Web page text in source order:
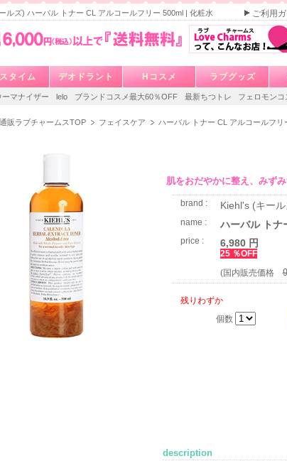
ルズ) ハーバル トナー CL アルコールフリー 500ml | 化粧水 ご利用
タイム デオドラント Hコスメ ラブグッズ
ーマナイザー lelo ブランドコスメ最大60％OFF 最新ちつトレ フェロモンコ
販ラブチャームスTOP フェイスケア ハーバル トナー CL アルコールフリ
肌をおだやかに整え、みず
brand : Kiehl's (キー
name : ハーバル トナ
price : 6,980 円
25 ％OFF
(国内販売価格
残りわずか
個数
description